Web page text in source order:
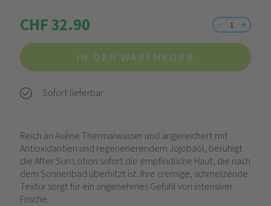
CHF 32.90
IN DEN WARENKORB
Sofort lieferbar
Reich an Avène Thermalwasser und angereichert mit
Antioxidantien und regenerierendem Jojobaöl, beruhigt
die After Sun Lotion sofort die empfindliche Haut, die nach
dem Sonnenbad überhitzt ist. Ihre cremige, schmelzende
Textur sorgt für ein angenehmes Gefühl von intensiver
Frische.